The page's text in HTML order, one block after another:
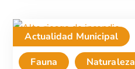
Actualidad Municipal
Fauna
Naturaleza